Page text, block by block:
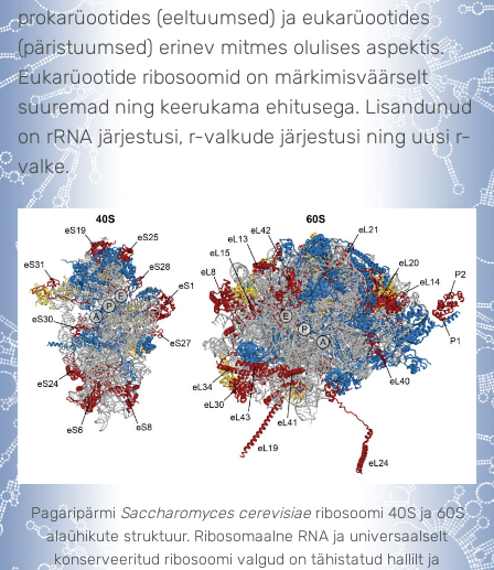
prokarüootides (eeltuumsed) ja eukarüootides
(päristuumsed) erinev mitmes olulises aspektis.
Eukarüootide ribosoomid on märkimisväärselt
suuremad ning keerukama ehitusega. Lisandunud
on rRNA järjestusi, r-valkude järjestusi ning uusi r-
valke.
Pagaripärmi Saccharomyces cerevisiaeribosoomi 40S ja 60S
alaühikute struktuur. Ribosomaalne RNA ja universaalselt
konserveeritud ribosoomi valgud on tähistatud hallilt ja